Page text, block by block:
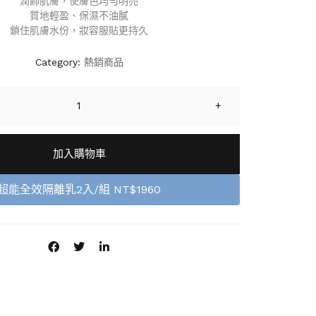
質地輕盈、保濕不油膩
鎖住肌膚水份，妝容服貼更持久
Category: 熱銷商品
+
加入購物車
能全效隔離乳2入/組 NT$1960